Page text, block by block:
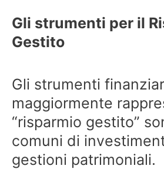
Gli strumenti per il
Gestito
Gli strumenti
maggiormente
“risparmio gestito”
comuni di
gestioni patrimoniali.